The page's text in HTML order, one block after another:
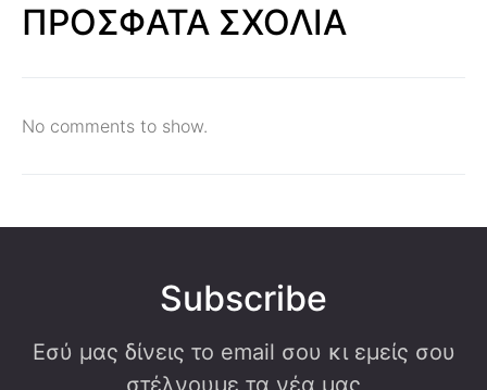
ΠΡΟΣΦΑΤΑ ΣΧΟΛΙΑ
No comments to show.
Subscribe
Εσύ μας δίνεις το email σου κι εμείς σου
στέλνουμε τα νέα μας